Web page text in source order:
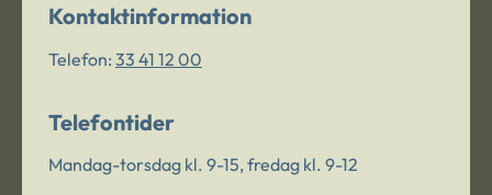
Kontaktinformation
Telefon: 33 41 12 00
Telefontider
Mandag-torsdag kl. 9-15, fredag kl. 9-12